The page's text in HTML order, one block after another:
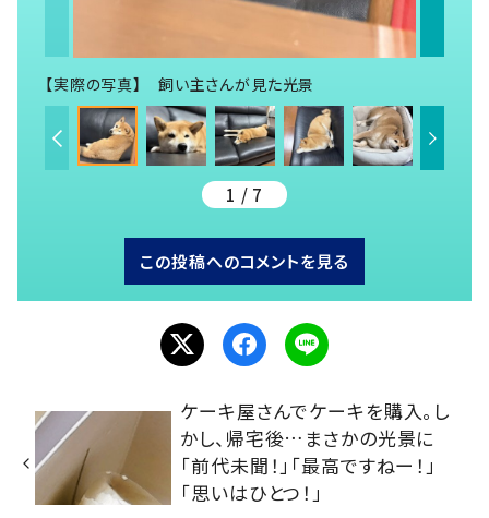
【実際の写真】 飼い主さんが見た光景
1 / 7
この投稿へのコメントを見る
ケーキ屋さんでケーキを購入。し
かし、帰宅後…まさかの光景に
「前代未聞！」「最高ですねー！」
「思いはひとつ！」